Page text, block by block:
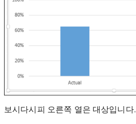
보시다시피 오른쪽 열은 대상입니다.